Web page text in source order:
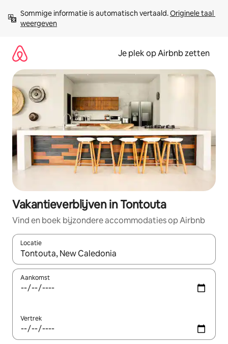
direct
naar
Sommige informatie is automatisch vertaald. Originele taal
weergeven
Je plek op Airbnb zetten
Vakantieverblijven in Tontouta
Vind en boek bijzondere accommodaties op Airbnb
Locatie
Wanneer er resultaten beschikbaar zijn, maak je een keuze
Aankomst
Vertrek